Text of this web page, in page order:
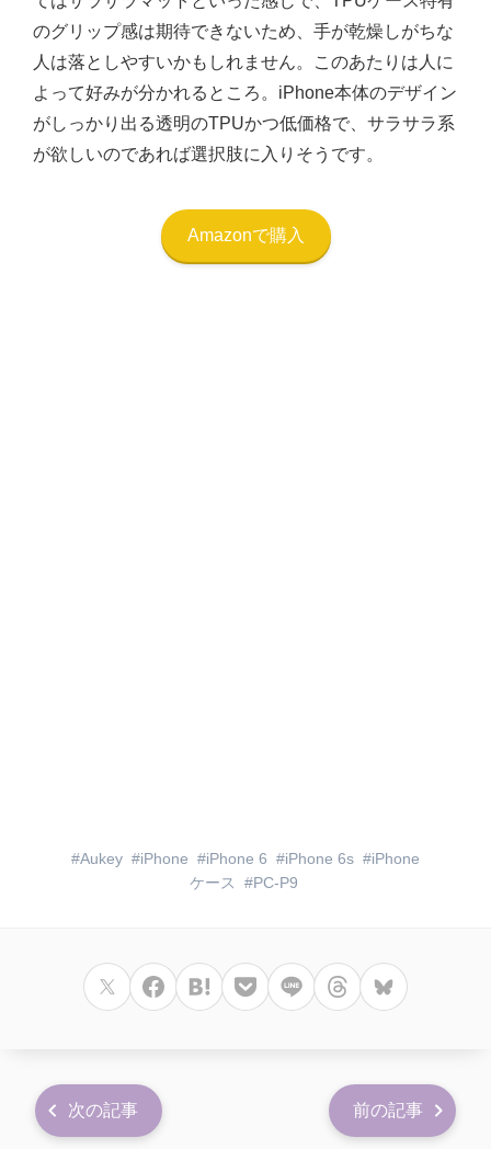
のグリップ感は期待できないため、手が乾燥しがちな
人は落としやすいかもしれません。このあたりは人に
よって好みが分かれるところ。iPhone本体のデザイン
がしっかり出る透明のTPUかつ低価格で、サラサラ系
が欲しいのであれば選択肢に入りそうです。
Amazonで購入
Aukey iPhone iPhone 6 iPhone 6s
iPhone
ケース
PC-P9
次の記事 前の記事